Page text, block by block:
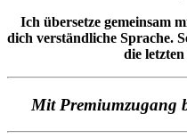
Ich übersetze gemeinsam
dich verständliche Sprache.
die
Mit Premiumzugang